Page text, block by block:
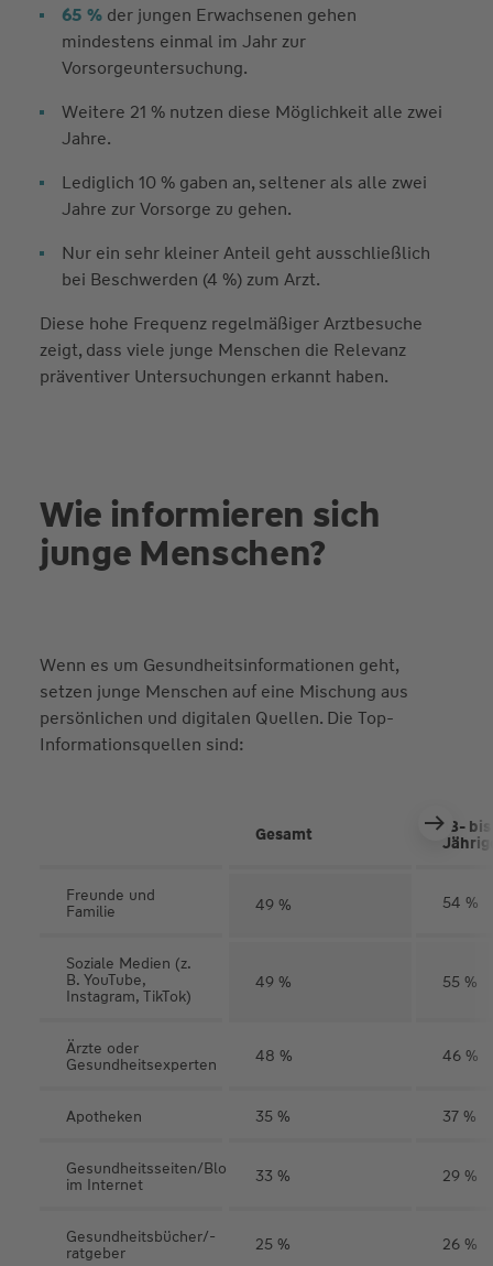
65 %der jungen Erwachsenen gehen
mindestens einmal im Jahr zur
Vorsorgeuntersuchung.
Weitere 21 % nutzen diese Möglichkeit alle zwei
Jahre.
Lediglich 10 % gaben an, seltener als alle zwei
Jahre zur Vorsorge zu gehen.
Nur ein sehr kleiner Anteil geht ausschließlich
bei Beschwerden (4 %) zum Arzt.
Diese hohe Frequenz regelmäßiger Arztbesuche
zeigt, dass viele junge Menschen die Relevanz
präventiver Untersuchungen erkannt haben.
Wie informieren sich
junge Menschen?
Wenn es um Gesundheitsinformationen geht,
setzen junge Menschen auf eine Mischung aus
persönlichen und digitalen Quellen. Die Top-
Informationsquellen sind:
Gesamt
18-
Freunde und
Familie
49 % 54 %
Soziale Medien (z.
B. YouTube,
Instagram, TikTok)
49 % 55 %
Ärzte oder
Gesundheitsexperten
48 % 46 %
Apotheken 35 % 37 %
Gesundheitsseiten/Blogs
im Internet
33 % 29 %
Gesundheitsbücher/-
ratgeber
25 % 26 %